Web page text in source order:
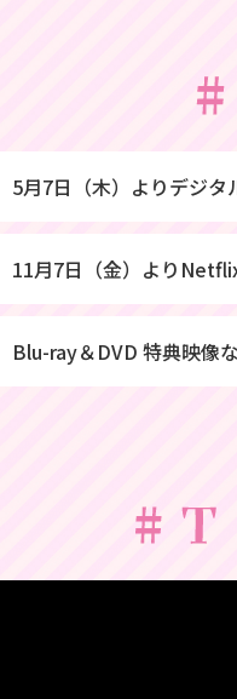
5月7日（木）よりデジタ
11月7日（金）より
Blu-ray＆DVD 特典映像